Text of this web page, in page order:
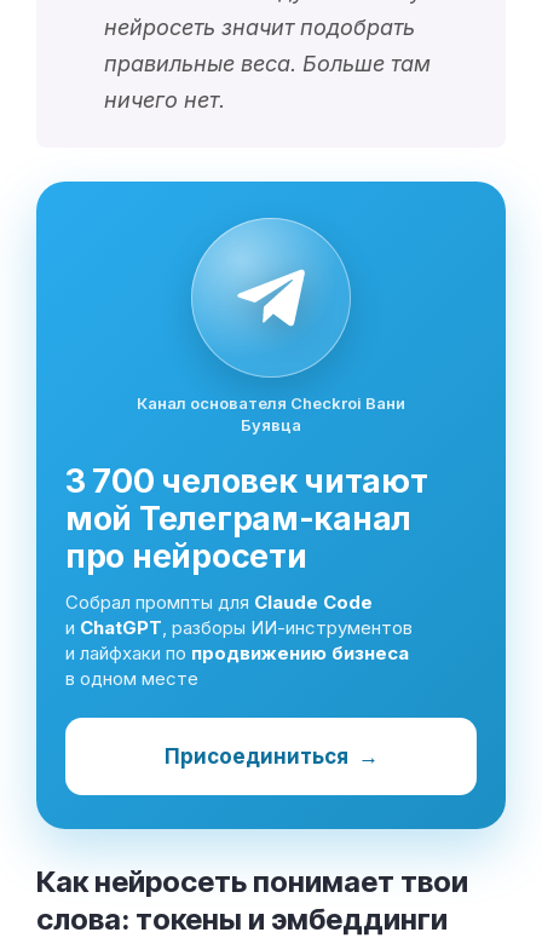
нейросеть значит подобрать
правильные веса. Больше там
ничего нет.
Канал основателя Checkroi Вани
Буявца
3 700 человек читают
мой Телеграм-канал
про нейросети
Собрал промпты для Claude Code
и ChatGPT, разборы ИИ-инструментов
и лайфхаки по продвижению бизнеса
в одном месте
Присоединиться →
Как нейросеть понимает твои
слова: токены и эмбеддинги